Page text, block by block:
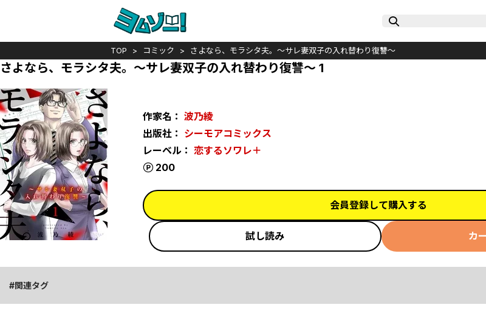
TOP コミック さよなら、モラシタ夫。～サレ妻双子の入れ替わり復讐～
さよなら、モラシタ夫。～サレ妻双子の入れ替わり復讐～ 1
作家名： 波乃綾
出版社： シーモアコミックス
レーベル： 恋するソワレ＋
200
ポイント
会員登録して購入する
試し読み カ
関連タグ